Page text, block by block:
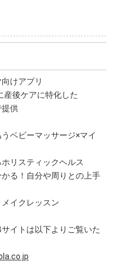
けアプリ
産後ケアに特化した
提供
ベビーマッサージ×マイ
リスティックヘルス
る！自分や周りとの上手
イクレッスン
イトは以下よりご覧いた